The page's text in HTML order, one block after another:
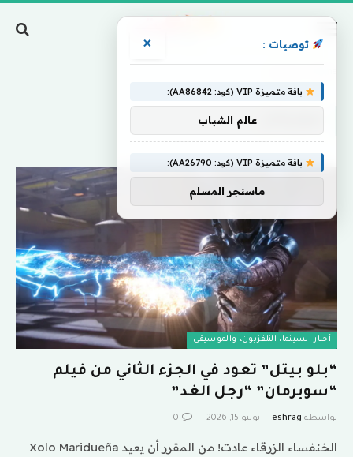
أخبار السينما، التلفزيون، والموسيقى
“بلو بيتل” تعود في الجزء الثاني من فيلم
“سوبرمان” “رجل الغد”
بواسطة eshrag يوليو 15, 2026 0
الخنفساء الزرقاء عادت! من المقرر أن يعيد Xolo Maridueña
توصيات : ×
باقة متميزة VIP (كود: AA86842):
عالم الشباب
باقة متميزة VIP (كود: AA26790):
ماسنجر المسلم